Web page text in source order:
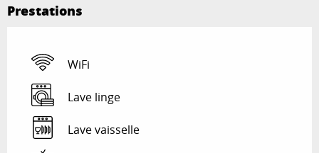
Prestations
WiFi
Lave linge
Lave vaisselle